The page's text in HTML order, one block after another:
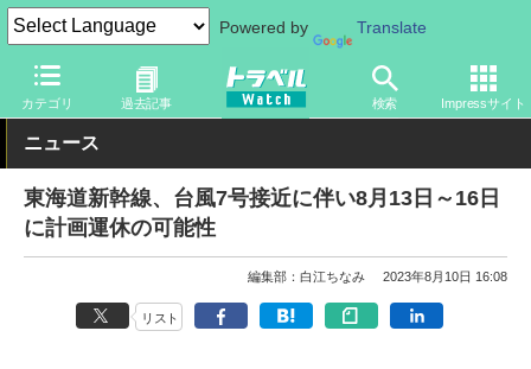
Powered by Translate
カテゴリ 過去記事 検索 Impressサイト
トラベル Watch 企業・政府・官庁 鉄道 JR
ニュース
東海道新幹線、台風7号接近に伴い8月13日～16日
に計画運休の可能性
編集部：白江ちなみ 2023年8月10日 16:08
リスト